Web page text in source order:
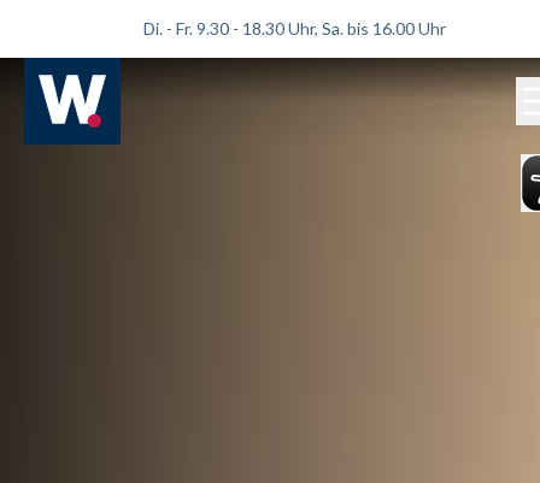
Di. - Fr. 9.30 - 18.30 Uhr, Sa. bis 16.00 Uhr